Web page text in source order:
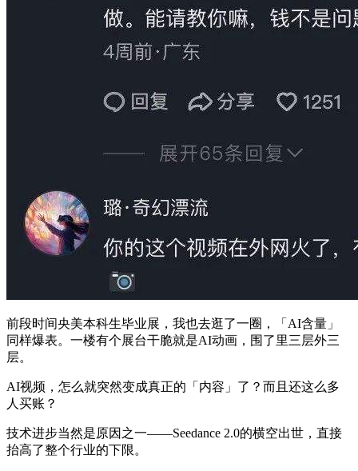
前段时间央美本科生毕业展，我也去逛了一圈，「AI含量」
同样爆表。一楼有个展台干脆就是AI动画，围了里三层外三
层。
AI视频，怎么就突然变成真正的「内容」了？而且还这么多
人买账？
技术进步当然是原因之一——Seedance 2.0的横空出世，直接
抬高了整个行业的下限。